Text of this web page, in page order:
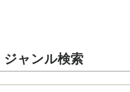
ジャンル検索